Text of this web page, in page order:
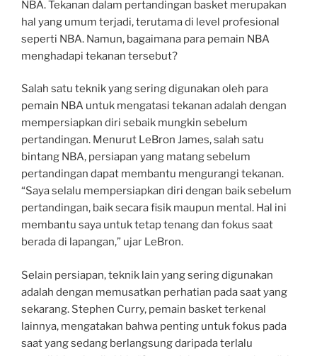
NBA. Tekanan dalam pertandingan basket merupakan
hal yang umum terjadi, terutama di level profesional
seperti NBA. Namun, bagaimana para pemain NBA
menghadapi tekanan tersebut?
Salah satu teknik yang sering digunakan oleh para
pemain NBA untuk mengatasi tekanan adalah dengan
mempersiapkan diri sebaik mungkin sebelum
pertandingan. Menurut LeBron James, salah satu
bintang NBA, persiapan yang matang sebelum
pertandingan dapat membantu mengurangi tekanan.
“Saya selalu mempersiapkan diri dengan baik sebelum
pertandingan, baik secara fisik maupun mental. Hal ini
membantu saya untuk tetap tenang dan fokus saat
berada di lapangan,” ujar LeBron.
Selain persiapan, teknik lain yang sering digunakan
adalah dengan memusatkan perhatian pada saat yang
sekarang. Stephen Curry, pemain basket terkenal
lainnya, mengatakan bahwa penting untuk fokus pada
saat yang sedang berlangsung daripada terlalu